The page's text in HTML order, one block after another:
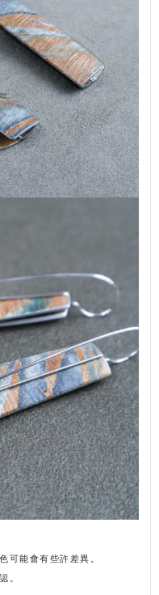
可能會有些許差異。
。